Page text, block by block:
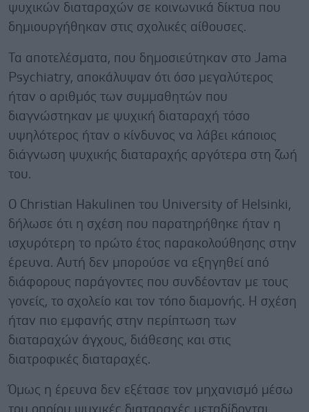
ψυχικών διαταραχών σε κοινωνικά δίκτυα που
δημιουργήθηκαν στις σχολικές αίθουσες.
Τα αποτελέσματα, που δημοσιεύτηκαν στο Jama
Psychiatry, αποκάλυψαν ότι όσο μεγαλύτερος
ήταν ο αριθμός των συμμαθητών που
διαγνώστηκαν με ψυχική διαταραχή τόσο
υψηλότερος ήταν ο κίνδυνος να λάβει κάποιος
διάγνωση ψυχικής διαταραχής αργότερα στη ζωή
του.
Ο Christian Hakulinen του University of Helsinki,
δήλωσε ότι η σχέση που παρατηρήθηκε ήταν η
ισχυρότερη το πρώτο έτος παρακολούθησης στην
έρευνα. Αυτή δεν μπορούσε να εξηγηθεί από
διάφορους παράγοντες που συνδέονταν με τους
γονείς, το σχολείο και τον τόπο διαμονής. Η σχέση
ήταν πιο εμφανής στην περίπτωση των
διαταραχών άγχους, διάθεσης και στις
διατροφικές διαταραχές.
Όμως η έρευνα δεν εξέτασε τον μηχανισμό μέσω
του οποίου ψυχικές διαταραχές μεταδίδονται